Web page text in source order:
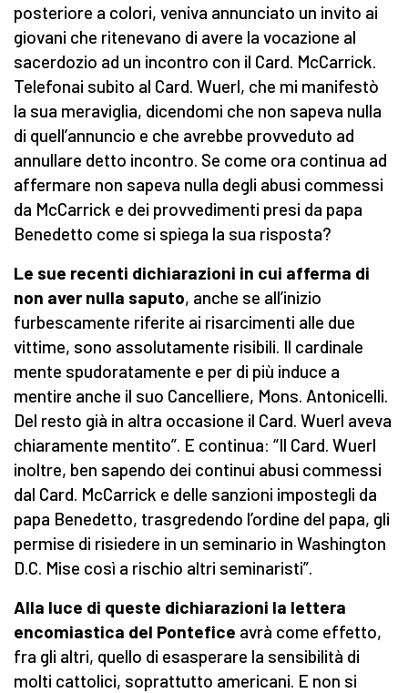
posteriore a colori, veniva annunciato un invito ai
giovani che ritenevano di avere la vocazione al
sacerdozio ad un incontro con il Card. McCarrick.
Telefonai subito al Card. Wuerl, che mi manifestò
la sua meraviglia, dicendomi che non sapeva nulla
di quell’annuncio e che avrebbe provveduto ad
annullare detto incontro. Se come ora continua ad
affermare non sapeva nulla degli abusi commessi
da McCarrick e dei provvedimenti presi da papa
Benedetto come si spiega la sua risposta?
Le sue recenti dichiarazioni in cui afferma di
non aver nulla saputo, anche se all’inizio
furbescamente riferite ai risarcimenti alle due
vittime, sono assolutamente risibili. Il cardinale
mente spudoratamente e per di più induce a
mentire anche il suo Cancelliere, Mons. Antonicelli.
Del resto già in altra occasione il Card. Wuerl aveva
chiaramente mentito”. E continua: “Il Card. Wuerl
inoltre, ben sapendo dei continui abusi commessi
dal Card. McCarrick e delle sanzioni impostegli da
papa Benedetto, trasgredendo l’ordine del papa, gli
permise di risiedere in un seminario in Washington
D.C. Mise così a rischio altri seminaristi”.
Alla luce di queste dichiarazioni la lettera
encomiastica del Pontefice avrà come effetto,
fra gli altri, quello di esasperare la sensibilità di
molti cattolici, soprattutto americani. E non si